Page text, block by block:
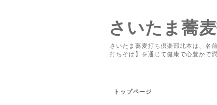
さいたま蕎
さいたま蕎麦打ち倶楽部北本は、名
打ちそば】を通じて健康で心豊かで
トップページ